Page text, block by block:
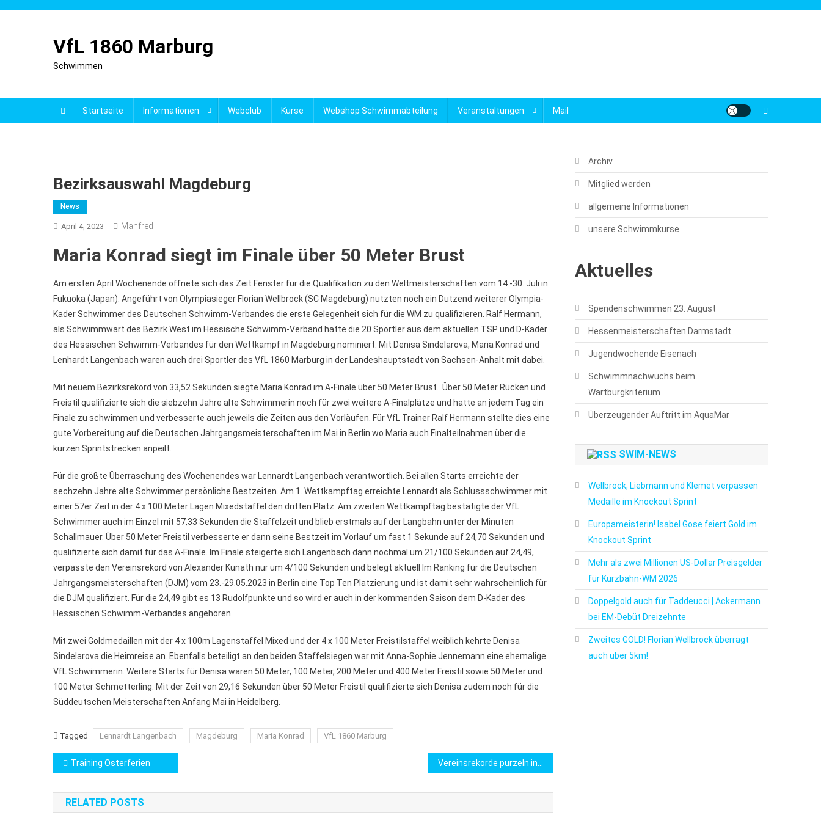
VfL 1860 Marburg
Schwimmen
Startseite Informationen Webclub Kurse Webshop Schwimmabteilung Veranstaltungen Mail
Bezirksauswahl Magdeburg
News
April 4, 2023 Manfred
Maria Konrad siegt im Finale über 50 Meter Brust
Am ersten April Wochenende öffnete sich das Zeit Fenster für die Qualifikation zu den Weltmeisterschaften vom 14.-30. Juli in
Fukuoka (Japan). Angeführt von Olympiasieger Florian Wellbrock (SC Magdeburg) nutzten noch ein Dutzend weiterer Olympia-
Kader Schwimmer des Deutschen Schwimm-Verbandes die erste Gelegenheit sich für die WM zu qualifizieren. Ralf Hermann,
als Schwimmwart des Bezirk West im Hessische Schwimm-Verband hatte die 20 Sportler aus dem aktuellen TSP und D-Kader
des Hessischen Schwimm-Verbandes für den Wettkampf in Magdeburg nominiert. Mit Denisa Sindelarova, Maria Konrad und
Lenhardt Langenbach waren auch drei Sportler des VfL 1860 Marburg in der Landeshauptstadt von Sachsen-Anhalt mit dabei.
Mit neuem Bezirksrekord von 33,52 Sekunden siegte Maria Konrad im A-Finale über 50 Meter Brust. Über 50 Meter Rücken und
Freistil qualifizierte sich die siebzehn Jahre alte Schwimmerin noch für zwei weitere A-Finalplätze und hatte an jedem Tag ein
Finale zu schwimmen und verbesserte auch jeweils die Zeiten aus den Vorläufen. Für VfL Trainer Ralf Hermann stellte dies eine
gute Vorbereitung auf die Deutschen Jahrgangsmeisterschaften im Mai in Berlin wo Maria auch Finalteilnahmen über die
kurzen Sprintstrecken anpeilt.
Für die größte Überraschung des Wochenendes war Lennardt Langenbach verantwortlich. Bei allen Starts erreichte der
sechzehn Jahre alte Schwimmer persönliche Bestzeiten. Am 1. Wettkampftag erreichte Lennardt als Schlussschwimmer mit
einer 57er Zeit in der 4 x 100 Meter Lagen Mixedstaffel den dritten Platz. Am zweiten Wettkampftag bestätigte der VfL
Schwimmer auch im Einzel mit 57,33 Sekunden die Staffelzeit und blieb erstmals auf der Langbahn unter der Minuten
Schallmauer. Über 50 Meter Freistil verbesserte er dann seine Bestzeit im Vorlauf um fast 1 Sekunde auf 24,70 Sekunden und
qualifizierte sich damit für das A-Finale. Im Finale steigerte sich Langenbach dann nochmal um 21/100 Sekunden auf 24,49,
verpasste den Vereinsrekord von Alexander Kunath nur um 4/100 Sekunden und belegt aktuell Im Ranking für die Deutschen
Jahrgangsmeisterschaften (DJM) vom 23.-29.05.2023 in Berlin eine Top Ten Platzierung und ist damit sehr wahrscheinlich für
die DJM qualifiziert. Für die 24,49 gibt es 13 Rudolfpunkte und so wird er auch in der kommenden Saison dem D-Kader des
Hessischen Schwimm-Verbandes angehören.
Mit zwei Goldmedaillen mit der 4 x 100m Lagenstaffel Mixed und der 4 x 100 Meter Freistilstaffel weiblich kehrte Denisa
Sindelarova die Heimreise an. Ebenfalls beteiligt an den beiden Staffelsiegen war mit Anna-Sophie Jennemann eine ehemalige
VfL Schwimmerin. Weitere Starts für Denisa waren 50 Meter, 100 Meter, 200 Meter und 400 Meter Freistil sowie 50 Meter und
100 Meter Schmetterling. Mit der Zeit von 29,16 Sekunden über 50 Meter Freistil qualifizierte sich Denisa zudem noch für die
Süddeutschen Meisterschaften Anfang Mai in Heidelberg.
Tagged Lennardt Langenbach Magdeburg Maria Konrad VfL 1860 Marburg
Beitragsnavigation
Training Osterferien
RELATED POSTS
Archiv
Mitglied werden
allgemeine Informationen
unsere Schwimmkurse
Aktuelles
Spendenschwimmen 23. August
Hessenmeisterschaften Darmstadt
Jugendwochende Eisenach
Schwimmnachwuchs beim
Wartburgkriterium
Überzeugender Auftritt im AquaMar
SWIM-NEWS
Wellbrock, Liebmann und Klemet verpassen
Medaille im Knockout Sprint
Europameisterin! Isabel Gose feiert Gold im
Knockout Sprint
Mehr als zwei Millionen US-Dollar Preisgelder
für Kurzbahn-WM 2026
Doppelgold auch für Taddeucci | Ackermann
bei EM-Debüt Dreizehnte
Zweites GOLD! Florian Wellbrock überragt
auch über 5km!